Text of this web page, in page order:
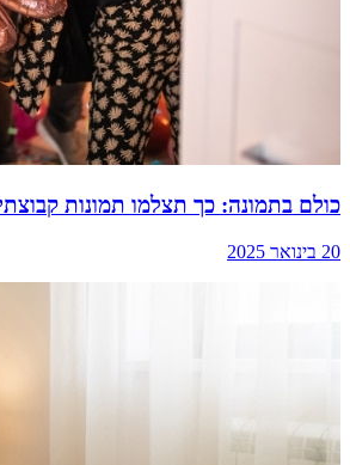
כולם בתמונה: כך תצלמו תמונות
20 בינואר 2025